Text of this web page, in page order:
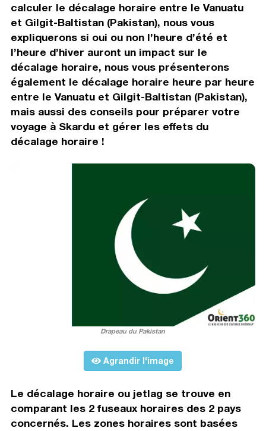
calculer le décalage horaire entre le Vanuatu
et Gilgit-Baltistan (Pakistan), nous vous
expliquerons si oui ou non l’heure d’été et
l’heure d’hiver auront un impact sur le
décalage horaire, nous vous présenterons
également le décalage horaire heure par heure
entre le Vanuatu et Gilgit-Baltistan (Pakistan),
mais aussi des conseils pour préparer votre
voyage à Skardu et gérer les effets du
décalage horaire !
Drapeau du Pakistan
Agrandir l'image
Le décalage horaire ou jetlag se trouve en
comparant les 2 fuseaux horaires des 2 pays
concernés. Les zones horaires sont basées